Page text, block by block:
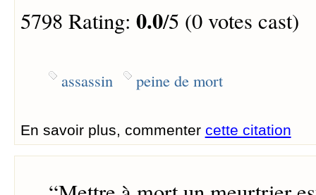
5798 Rating: 0.0/5 (0 votes cast)
assassin peine de mort
En savoir plus, commenter cette citation